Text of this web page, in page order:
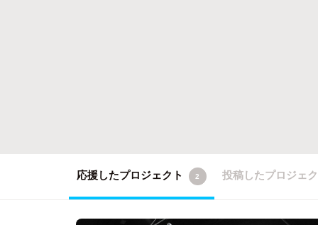
応援したプロジェクト 2 投稿したプロジェ